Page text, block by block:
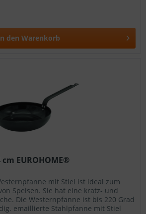
den Warenkorb
EUROHOME®
mit Stiel ist ideal zum
Speisen. Sie hat eine kratz- und
Die Westernpfanne ist bis 220 Grad
emaillierte Stahlpfanne mit Stiel